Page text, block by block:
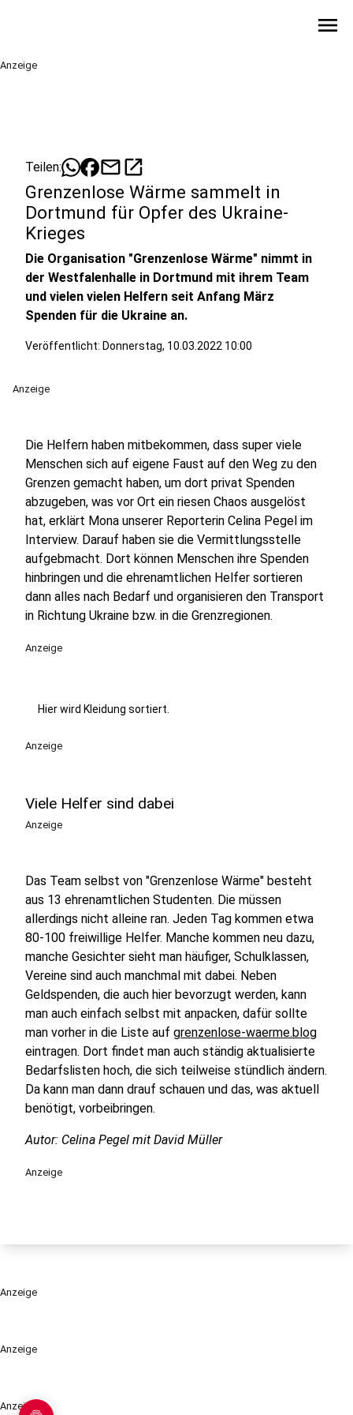
menu
Anzeige
Anzeige
Anzeige
Teilen: mailopen_in_new
Grenzenlose Wärme sammelt in
Dortmund für Opfer des Ukraine-
Krieges
Die Organisation "Grenzenlose Wärme" nimmt in
der Westfalenhalle in Dortmund mit ihrem Team
und vielen vielen Helfern seit Anfang März
Spenden für die Ukraine an.
Veröffentlicht: Donnerstag, 10.03.2022 10:00
Anzeige
Die Helfern haben mitbekommen, dass super viele
Menschen sich auf eigene Faust auf den Weg zu den
Grenzen gemacht haben, um dort privat Spenden
abzugeben, was vor Ort ein riesen Chaos ausgelöst
hat, erklärt Mona unserer Reporterin Celina Pegel im
Interview. Darauf haben sie die Vermittlungsstelle
aufgebmacht. Dort können Menschen ihre Spenden
hinbringen und die ehrenamtlichen Helfer sortieren
dann alles nach Bedarf und organisieren den Transport
in Richtung Ukraine bzw. in die Grenzregionen.
Anzeige
Hier wird Kleidung sortiert.
Anzeige
Viele Helfer sind dabei
Anzeige
Das Team selbst von "Grenzenlose Wärme" besteht
aus 13 ehrenamtlichen Studenten. Die müssen
allerdings nicht alleine ran. Jeden Tag kommen etwa
80-100 freiwillige Helfer. Manche kommen neu dazu,
manche Gesichter sieht man häufiger, Schulklassen,
Vereine sind auch manchmal mit dabei. Neben
Geldspenden, die auch hier bevorzugt werden, kann
man auch einfach selbst mit anpacken, dafür sollte
man vorher in die Liste auf grenzenlose-waerme.blog
eintragen. Dort findet man auch ständig aktualisierte
Bedarfslisten hoch, die sich teilweise stündlich ändern.
Da kann man dann drauf schauen und das, was aktuell
benötigt, vorbeibringen.
Autor: Celina Pegel mit David Müller
Anzeige
Anzeige